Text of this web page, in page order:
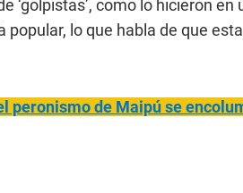
‘golpistas’, como lo hicieron en
lo que habla de que
peronismo de Maipú se